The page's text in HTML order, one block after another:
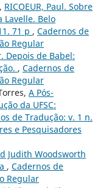
RICOEUR, Paul. Sobre
Lavelle. Belo
71 p , Cadernos de
Regular
Depois de Babel:
, Cadernos de
Regular
A Pós-
da UFSC:
de Tradução: v. 1 n.
e Pesquisadores
Judith Woodsworth
, Cadernos de
Regular